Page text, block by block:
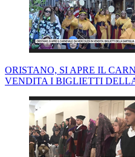
ORISTANO, SI APRE IL
VENDITA I BIGLIETTI